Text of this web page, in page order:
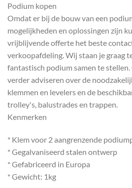
Podium kopen
Omdat er bij de bouw van een
mogelijkheden en oplossingen zijn
vrijblijvende offerte het beste
verkoopafdeling. Wij staan je graag
fantastisch podium samen te
verder adviseren over de
klemmen en levelers en de
trolley's, balustrades en trappen.
Kenmerken
* Klem voor 2 aangrenzende
* Gegalvaniseerd stalen ontwerp
* Gefabriceerd in Europa
* Gewicht: 1kg